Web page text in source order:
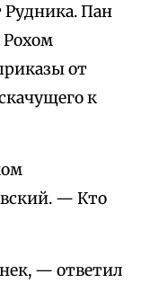
Рудника. Пан
Рохом
от
к
— Кто
— ответил